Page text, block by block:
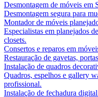
Desmontagem de móveis em
Desmontagem segura para
Montador de móveis
Especialistas em planejados
closets.
Consertos e reparos em
Restauração de gavetas,
Instalação de quadros
Quadros, espelhos e gallery
profissional.
Instalação de fechadura digital